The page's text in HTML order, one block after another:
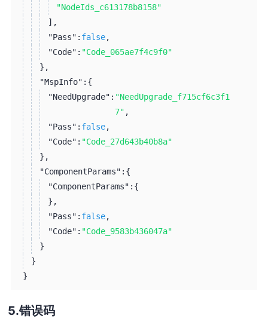
"NodeIds_c613178b8158"
] ,
"Pass": false,
"Code": "Code_065ae7f4c9f0"
} ,
"MspInfo": {
"NeedUpgrade": "NeedUpgrade_f715cf6c3f1
7" ,
"Pass": false,
"Code": "Code_27d643b40b8a"
} ,
"ComponentParams": {
"ComponentParams": {
} ,
"Pass": false,
"Code": "Code_9583b436047a"
}
}
}
错误码